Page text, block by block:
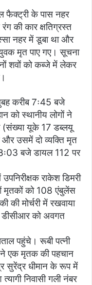
फैक्ट्री के पास नहर
की कार क्षतिग्रस्त
नहर में डूबा था और
मृत पाए गए। सूचना
शवों को कब्जे में लेकर
करीब 7ः45 बजे
को स्थानीय लोगों ने
(संख्या यूके 17 डब्लयू
और उसमें दो व्यक्ति मृत
बजे डायल 112 पर
राकेश डिमरी
मृतकों को 108 एंबुलेंस
मोर्चरी में रखवाया
डीसीआर को अवगत
पहुंचे। रूबी पत्नी
ने एक मृतक की पहचान
सुरेंद्र धीमान के रूप में
निवासी गली नंबर